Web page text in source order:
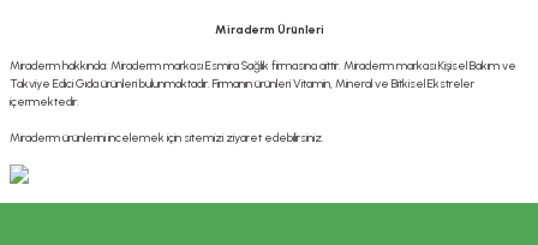
Miraderm Ürünleri
Miraderm hakkında: Miraderm markası Esmira Sağlık firmasına aittir. Miraderm markası Kişisel Bakım ve
Takviye Edici Gıda ürünleri bulunmaktadır. Firmanın ürünleri Vitamin, Mineral ve Bitkisel Ekstreler
içermektedir.
Miraderm ürünlerini incelemek için sitemizi ziyaret edebilirsiniz.